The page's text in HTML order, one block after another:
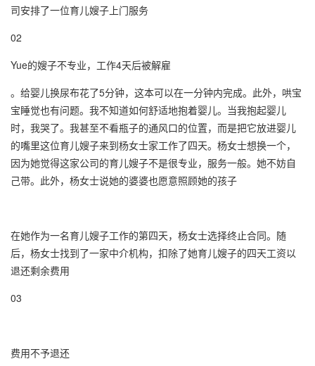
司安排了一位育儿嫂子上门服务
02
Yue的嫂子不专业，工作4天后被解雇
。给婴儿换尿布花了5分钟，这本可以在一分钟内完成。此外，哄宝
宝睡觉也有问题。我不知道如何舒适地抱着婴儿。当我抱起婴儿
时，我哭了。我甚至不看瓶子的通风口的位置，而是把它放进婴儿
的嘴里这位育儿嫂子来到杨女士家工作了四天。杨女士想换一个，
因为她觉得这家公司的育儿嫂子不是很专业，服务一般。她不妨自
己带。此外，杨女士说她的婆婆也愿意照顾她的孩子
在她作为一名育儿嫂子工作的第四天，杨女士选择终止合同。随
后，杨女士找到了一家中介机构，扣除了她育儿嫂子的四天工资以
退还剩余费用
03
费用不予退还